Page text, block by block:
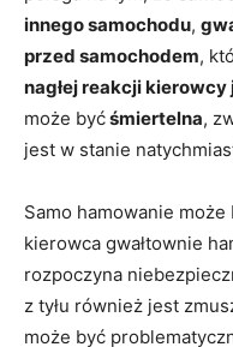
innego samochodu,
przed samochodem,
nagłej reakcji kierowcy
może byćśmiertelna,
jest w stanie
Samo hamowanie
kierowca gwałtownie
rozpoczyna
z tyłu również jest
może być